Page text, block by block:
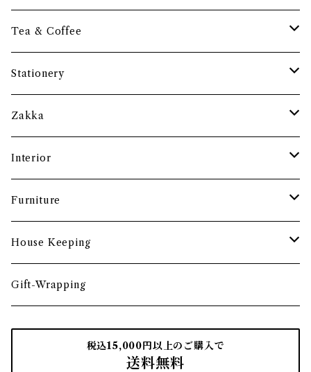
保存容器・水筒
まな板
土鍋・お鍋まわり
皿・プレート
小鉢・器
グラス・タンブラー
酒器
食卓小物
カトラリー
箸・箸置き
Tea & Coffee
コーヒーアイテム
ポット
カップ・ソーサー・マグ
茶托・銘々皿
トレイ・コースター
お盆
茶筒
Stationery
ペーパーウェイト
ペントレー
ペーパーツール
文房具収納
遊印
インクパッド
Zakka
和ろうそく
ポーチ
Interior
バスケット
鏡・ミラー
フック
花器
Furniture
デスク・スツール
本棚・収納棚
House Keeping
たわし
ほうき
Gift-Wrapping
税込15,000円以上のご購入で
送料無料